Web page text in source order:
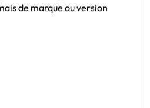
de marque ou version